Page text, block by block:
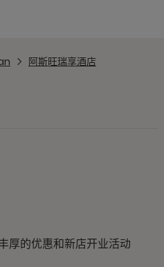
阿斯旺瑞享酒店
厚的优惠和新店开业活动